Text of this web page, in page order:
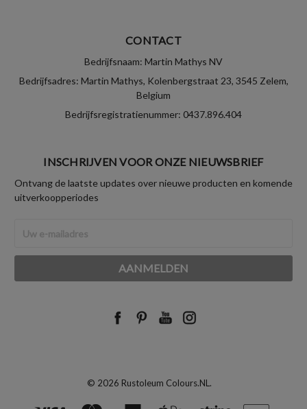
CONTACT
Bedrijfsnaam: Martin Mathys NV
Bedrijfsadres: Martin Mathys, Kolenbergstraat 23, 3545 Zelem,
Belgium
Bedrijfsregistratienummer: 0437.896.404
INSCHRIJVEN VOOR ONZE NIEUWSBRIEF
Ontvang de laatste updates over nieuwe producten en komende
uitverkoopperiodes
mailadres
© 2026 Rustoleum Colours.NL.